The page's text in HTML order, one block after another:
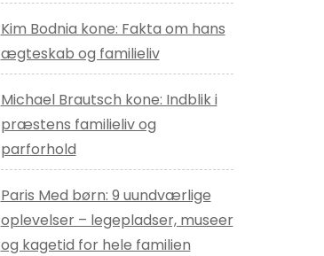
Kim Bodnia kone: Fakta om hans
ægteskab og familieliv
Michael Brautsch kone: Indblik i
præstens familieliv og
parforhold
Paris Med børn: 9 uundværlige
oplevelser – legepladser, museer
og kagetid for hele familien